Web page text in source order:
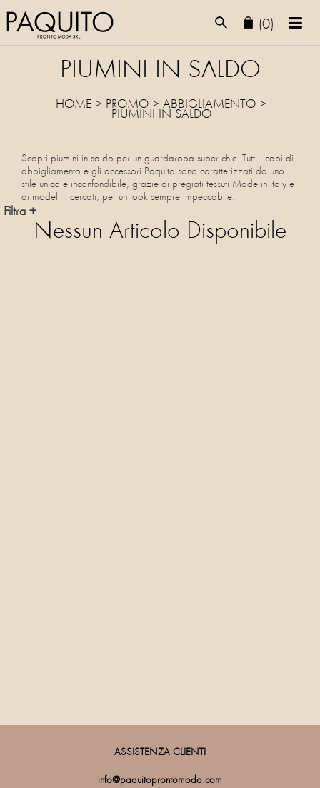
(0)
PIUMINI IN SALDO
HOME > PROMO > ABBIGLIAMENTO >
PIUMINI
IN SALDO
Scopri piumini in saldo per un guardaroba super chic. Tutti i capi di
abbigliamento e gli accessori Paquito sono caratterizzati da uno
stile unico e inconfondibile, grazie ai pregiati tessuti Made in Italy e
ai modelli ricercati, per un look sempre impeccabile.
Filtra +
Nessun Articolo Disponibile
ASSISTENZA CLIENTI
info@paquitoprontomoda.com